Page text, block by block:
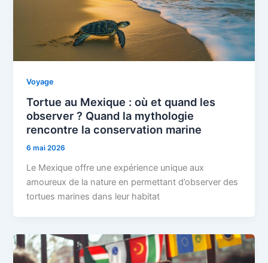
Voyage
Tortue au Mexique : où et quand les
observer ? Quand la mythologie
rencontre la conservation marine
6 mai 2026
Le Mexique offre une expérience unique aux
amoureux de la nature en permettant d’observer des
tortues marines dans leur habitat